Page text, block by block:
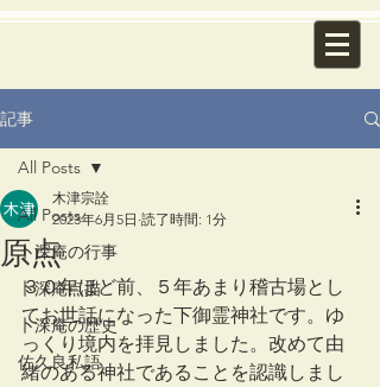
記事
All Posts
卜深庵の行事
卜深庵点描
卜深庵の歴史
佐久良私語
All Posts
原点
木津宗詮
2023年6月5日 読了時間: 1分
３０年ほど前、５年あまり稽古場とし
てお世話になった下御霊神社です。ゆ
っくり境内を拝見しました。改めて由
緒のある神社であることを認識しまし